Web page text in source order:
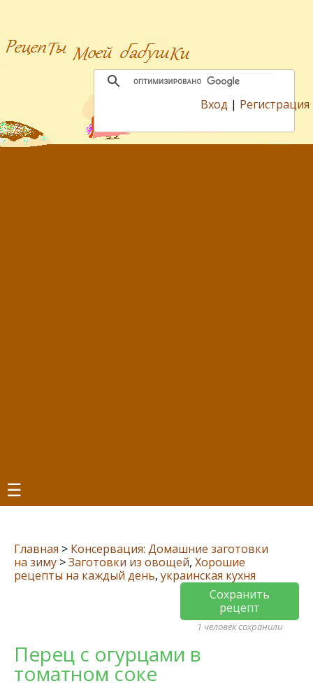
Вход | Регистрация
☰
Главная > Консервация: Домашние заготовки
на зиму >Заготовки из овощей, Хорошие
рецепты на каждый день, украинская кухня
Сохранить
рецепт
1 человек сохранили
Перец c огурцами в
томатном соке